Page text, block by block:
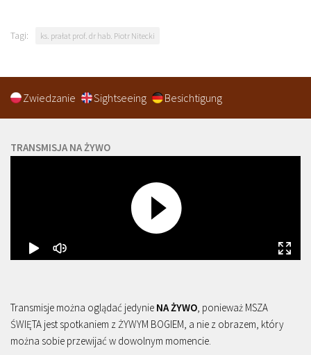
Tagi: ks. prałat prof. dr hab. Piotr Nitecki
Zwiedzanie Sightseeing Besichtigung
TRANSMISJA NA ŻYWO
Transmisje można oglądać jedynie NA ŻYWO , ponieważ MSZA
ŚWIĘTA jest spotkaniem z ŻYWYM BOGIEM, a nie z obrazem, który
można sobie przewijać w dowolnym momencie.